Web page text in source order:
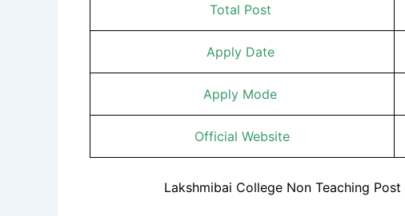
Total Post
Apply Date
Apply Mode
Official Website
Lakshmibai College Non Teaching